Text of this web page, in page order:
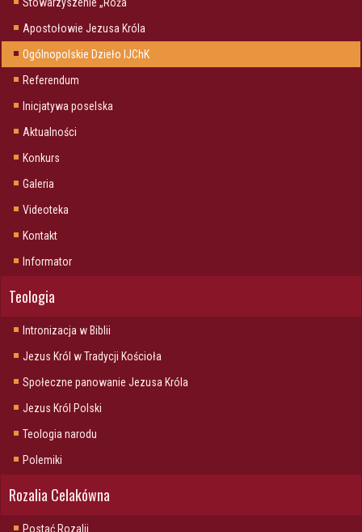
Apostołowie Jezusa Króla
Ogólnopolskie Dzieło IJChK
Referendum
Inicjatywa poselska
Aktualności
Konkurs
Galeria
Videoteka
Kontakt
Informator
Teologia
Intronizacja w Biblii
Jezus Król w Tradycji Kościoła
Społeczne panowanie Jezusa Króla
Jezus Król Polski
Teologia narodu
Polemiki
Rozalia Celakówna
Postać Rozalii